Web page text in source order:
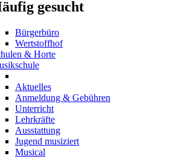
gesucht
Bürgerbüro
Wertstoffhof
& Horte
Aktuelles
Anmeldung & Gebühren
Unterricht
Lehrkräfte
Ausstattung
Jugend musiziert
Musical